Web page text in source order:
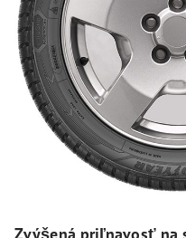
Zvýšená priľnavosť na